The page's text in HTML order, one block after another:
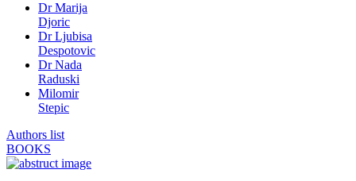
Dr Marija
Djoric
Dr Ljubisa
Despotovic
Dr Nada
Raduski
Milomir
Stepic
Authors list
BOOKS